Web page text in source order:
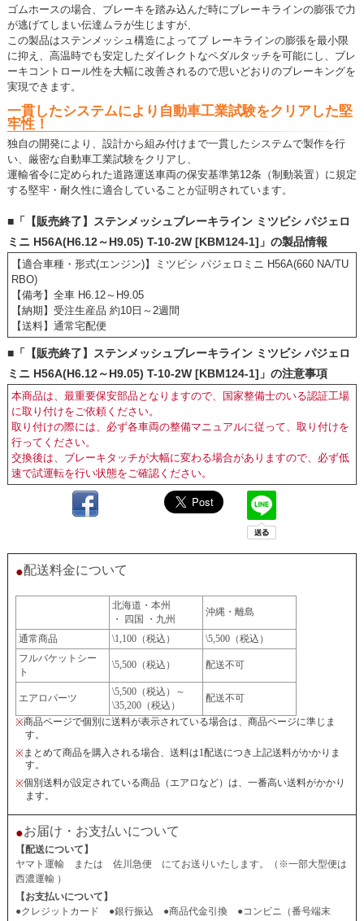
ゴムホースの場合、ブレーキを踏み込んだ時にブレーキラインの膨張で力
が逃げてしまい伝達ムラが生じますが、
この製品はステンメッシュ構造によってブ レーキラインの膨張を最小限
に抑え、高温時でも安定したダイレクトなペダルタッチを可能にし、ブレ
ーキコントロール性を大幅に改善されるので思いどおりのブレーキングを
実現できます。
一貫したシステムにより自動車工業試験をクリアした堅
牢性！
独自の開発により、設計から組み付けまで一貫したシステムで製作を行
い、厳密な自動車工業試験をクリアし、
運輸省令に定められた道路運送車両の保安基準第12条（制動装置）に規定
する堅牢・耐久性に適合していることが証明されています。
■「【販売終了】ステンメッシュブレーキライン ミツビシ パジェロ
ミニ H56A(H6.12～H9.05) T-10-2W [KBM124-1]」の製品情報
【適合車種・形式(エンジン)】ミツビシ パジェロミニ H56A(660 NA/TU
RBO)
【備考】全車 H6.12～H9.05
【納期】受注生産品 約10日～2週間
【送料】通常宅配便
■「【販売終了】ステンメッシュブレーキライン ミツビシ パジェロ
ミニ H56A(H6.12～H9.05) T-10-2W [KBM124-1]」の注意事項
本商品は、最重要保安部品となりますので、国家整備士のいる認証工場
に取り付けをご依頼ください。
取り付けの際には、必ず各車両の整備マニュアルに従って、取り付けを
行ってください。
交換後は、ブレーキタッチが大幅に変わる場合がありますので、必ず低
速で試運転を行い状態をご確認ください。
●配送料金について
北海道・本州
・ 四国 ・九州
沖縄・離島
通常商品 \1,100（税込）
\5,500（税込）
フルバケットシー
ト
\5,500（税込） 配送不可
エアロパーツ
\5,500（税込）～
\35,200（税込）
配送不可
※商品ページで個別に送料が表示されている場合は、商品ページに準じま
す。
※まとめて商品を購入される場合、送料は1配送につき上記送料がかかりま
す。
※個別送料が設定されている商品（エアロなど）は、一番高い送料がかかり
ます。
●お届け・お支払いについて
【配送について】
ヤマト運輸 または 佐川急便 にてお送りいたします。（※一部大型便は
西濃運輸 ）
【お支払いについて】
●クレジットカード ●銀行振込 ●商品代金引換 ●コンビニ（番号端末